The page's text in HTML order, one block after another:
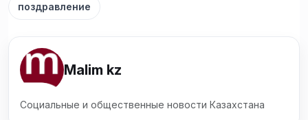
поздравление
Malim kz
Социальные и общественные новости Казахстана